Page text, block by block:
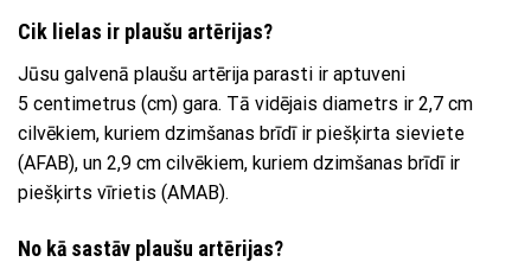
Cik lielas ir plaušu artērijas?
Jūsu galvenā plaušu artērija parasti ir aptuveni
5 centimetrus (cm) gara. Tā vidējais diametrs ir 2,7 cm
cilvēkiem, kuriem dzimšanas brīdī ir piešķirta sieviete
(AFAB), un 2,9 cm cilvēkiem, kuriem dzimšanas brīdī ir
piešķirts vīrietis (AMAB).
No kā sastāv plaušu artērijas?